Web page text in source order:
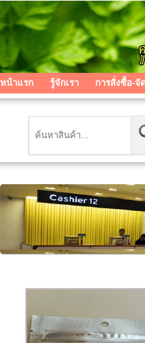
หน้าแรก รู้จักเรา การสั่งซื้อ-จั